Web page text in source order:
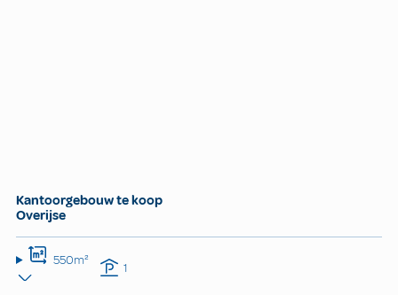
Kantoorgebouw te koop
Overijse
550m² 1